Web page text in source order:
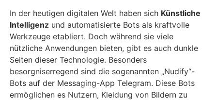
In der heutigen digitalen Welt haben sich Künstliche
Intelligenz und automatisierte Bots als kraftvolle
Werkzeuge etabliert. Doch während sie viele
nützliche Anwendungen bieten, gibt es auch dunkle
Seiten dieser Technologie. Besonders
besorgniserregend sind die sogenannten „Nudify“-
Bots auf der Messaging-App Telegram. Diese Bots
ermöglichen es Nutzern, Kleidung von Bildern zu